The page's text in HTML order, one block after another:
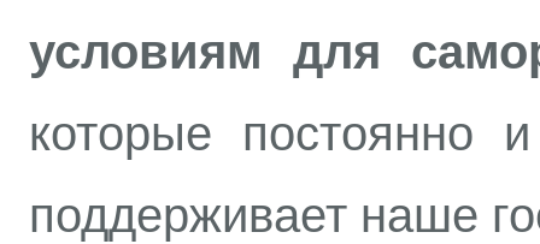
условиям для
которые постоянно
поддерживает наше